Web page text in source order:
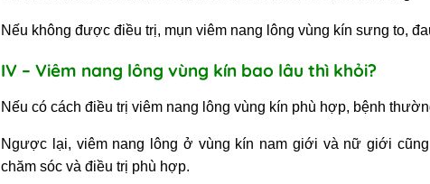
Nếu không được điều trị, mụn viêm nang lông vùng kín sưng to,
IV – Viêm nang lông vùng kín bao lâu thì khỏi?
Nếu có cách điều trị viêm nang lông vùng kín phù hợp, bệnh
Ngược lại, viêm nang lông ở vùng kín nam giới và nữ giới
chăm sóc và điều trị phù hợp.